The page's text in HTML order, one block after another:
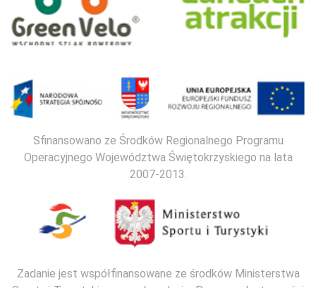
Sfinansowano ze Środków Regionalnego Programu
Operacyjnego Województwa Świętokrzyskiego na lata
2007-2013.
Zadanie jest współfinansowane ze środków Ministerstwa